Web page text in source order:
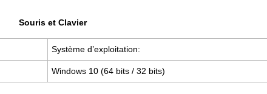
Souris et Clavier
Système d’exploitation:
Windows 10 (64 bits / 32 bits)